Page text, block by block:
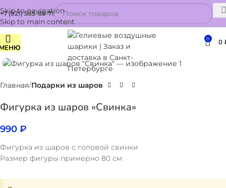
Skip to navigation
Skip to main content
+7 (921) 565-85-71
0 0
Нажмите, чтобы увеличить
Главная Подарки из шаров
Фигурка из шаров «Свинка»
990 ₽
Фигурка из шаров с головой свинки
Размер фигуры примерно 80 см